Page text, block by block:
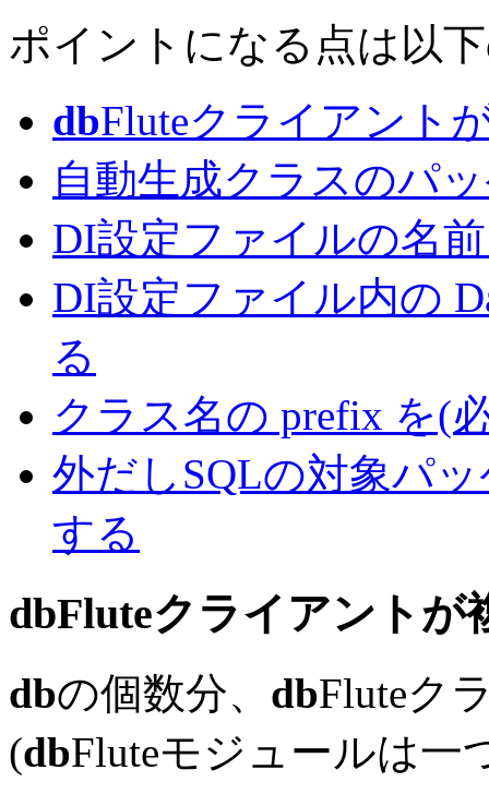
ポイントになる点は以
dbFluteクライアント
自動生成クラスのパ
DI設定ファイルの名
DI設定ファイル内の
る
クラス名の prefix を(
外だしSQLの対象パ
する
dbFluteクライアントが
dbの個数分、 dbFluteク
(dbFluteモジュールは一